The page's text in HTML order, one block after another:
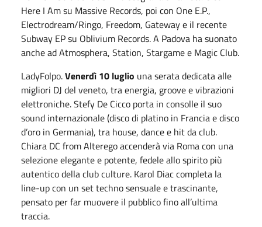
Here I Am su Massive Records, poi con One E.P.,
Electrodream/Ringo, Freedom, Gateway e il recente
Subway EP su Oblivium Records. A Padova ha suonato
anche ad Atmosphera, Station, Stargame e Magic Club.
LadyFolpo.Venerdì 10 luglio una serata dedicata alle
migliori DJ del veneto, tra energia, groove e vibrazioni
elettroniche. Stefy De Cicco porta in consolle il suo
sound internazionale (disco di platino in Francia e disco
d’oro in Germania), tra house, dance e hit da club.
Chiara DC from Alterego accenderà via Roma con una
selezione elegante e potente, fedele allo spirito più
autentico della club culture. Karol Diac completa la
line-up con un set techno sensuale e trascinante,
pensato per far muovere il pubblico fino all’ultima
traccia.